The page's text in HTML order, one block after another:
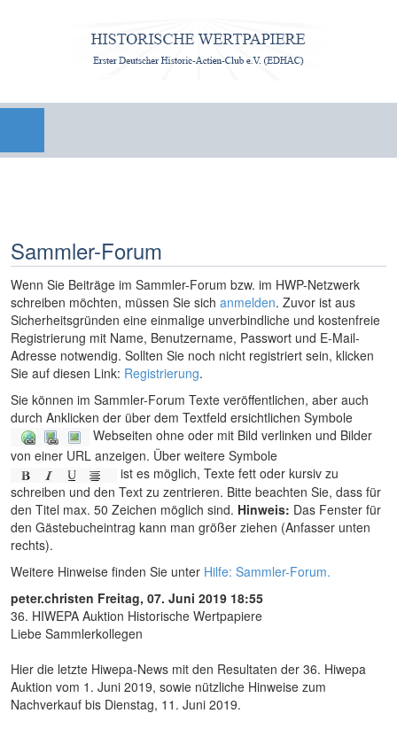
Sammler-Forum
Wenn Sie Beiträge im Sammler-Forum bzw. im HWP-Netzwerk
schreiben möchten, müssen Sie sichanmelden. Zuvor ist aus
Sicherheitsgründen eine einmalige unverbindliche und kostenfreie
Registrierung mit Name, Benutzername, Passwort und E-Mail-
Adresse notwendig. Sollten Sie noch nicht registriert sein, klicken
Sie auf diesen Link: Registrierung.
Sie können im Sammler-Forum Texte veröffentlichen, aber auch
durch Anklicken der über dem Textfeld ersichtlichen Symbole
Webseiten ohne oder mit Bild verlinken und Bilder
von einer URL anzeigen. Über weitere Symbole
ist es möglich, Texte fett oder kursiv zu
schreiben und den Text zu zentrieren. Bitte beachten Sie, dass für
den Titel max. 50 Zeichen möglich sind. Hinweis: Das Fenster für
den Gästebucheintrag kann man größer ziehen (Anfasser unten
rechts).
Weitere Hinweise finden Sie unter Hilfe: Sammler-Forum.
peter.christen Freitag, 07. Juni 2019 18:55
36. HIWEPA Auktion Historische Wertpapiere
Liebe Sammlerkollegen
Hier die letzte Hiwepa-News mit den Resultaten der 36. Hiwepa
Auktion vom 1. Juni 2019, sowie nützliche Hinweise zum
Nachverkauf bis Dienstag, 11. Juni 2019.